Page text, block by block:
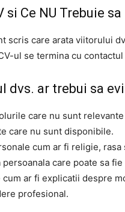
si Ce NU Trebuie
scris care arata viitorului
ul se termina cu
dvs. ar trebui sa
care nu sunt
care nu sunt disponibile.
cum ar fi religie, rasa
care poate sa
ar fi explicatii despre
profesional.